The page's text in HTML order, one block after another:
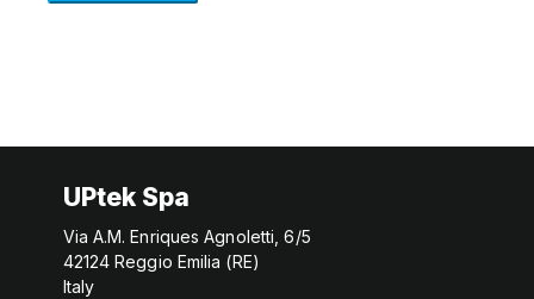
UPtek Spa
Via A.M. Enriques Agnoletti, 6/5
42124 Reggio Emilia (RE)
Italy